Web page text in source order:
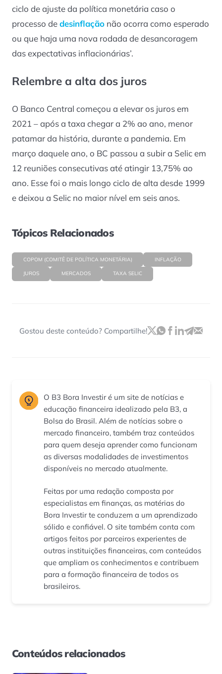
ciclo de ajuste da política monetária caso o
processo dedesinflação não ocorra como esperado
ou que haja uma nova rodada de desancoragem
das expectativas inflacionárias’.
Relembre a alta dos juros
O Banco Central começou a elevar os juros em
2021 – após a taxa chegar a 2% ao ano, menor
patamar da história, durante a pandemia. Em
março daquele ano, o BC passou a subir a Selic em
12 reuniões consecutivas até atingir 13,75% ao
ano. Esse foi o mais longo ciclo de alta desde 1999
e deixou a Selic no maior nível em seis anos.
Tópicos Relacionados
COPOM (COMITÊ DE POLÍTICA MONETÁRIA) INFLAÇÃO
JUROS MERCADOS TAXA SELIC
Gostou deste conteúdo? Compartilhe!
O B3 Bora Investir é um site de notícias e
educação financeira idealizado pela B3, a
Bolsa do Brasil. Além de notícias sobre o
mercado financeiro, também traz conteúdos
para quem deseja aprender como funcionam
as diversas modalidades de investimentos
disponíveis no mercado atualmente.
Feitas por uma redação composta por
especialistas em finanças, as matérias do
Bora Investir te conduzem a um aprendizado
sólido e confiável. O site também conta com
artigos feitos por parceiros experientes de
outras instituições financeiras, com conteúdos
que ampliam os conhecimentos e contribuem
para a formação financeira de todos os
brasileiros.
Conteúdos relacionados